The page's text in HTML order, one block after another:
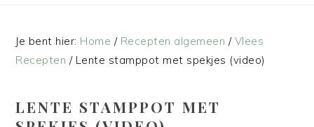
Je bent hier: Home / Recepten algemeen / Vlees
Recepten /Lente stamppot met spekjes (video)
LENTE STAMPPOT MET